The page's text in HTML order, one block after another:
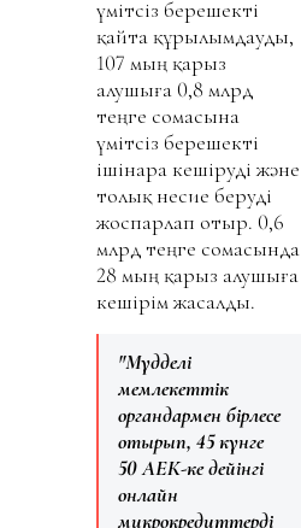
үмітсіз берешекті
қайта құрылымдауды,
107 мың қарыз
алушыға 0,8 млрд
теңге сомасына
үмітсіз берешекті
ішінара кешіруді және
толық несие беруді
жоспарлап отыр. 0,6
млрд теңге сомасында
28 мың қарыз алушыға
кешірім жасалды.
"Мүдделі
мемлекеттік
органдармен бірлесе
отырып, 45 күнге
50 АЕК-ке дейінгі
онлайн
микрокредиттерді